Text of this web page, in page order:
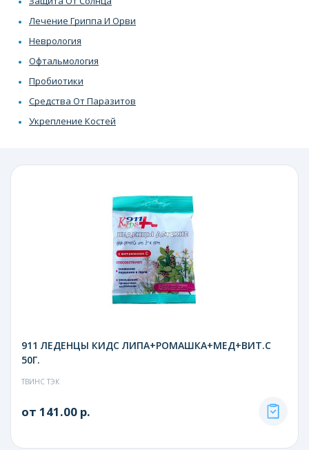
Лечение Гриппа И Орви
Неврология
Офтальмология
Пробиотики
Средства От Паразитов
Укрепление Костей
911 ЛЕДЕНЦЫ КИДС ЛИПА+РОМАШКА+МЕД+ВИТ.С
50Г.
ТВИНС ТЭК
от 141.00 р.